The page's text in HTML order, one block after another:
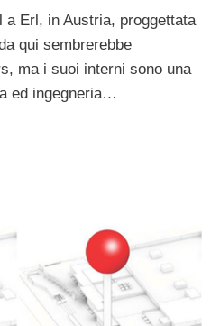
Erl, in Austria, proggettata
qui sembrerebbe
ma i suoi interni sono una
ed ingegneria…